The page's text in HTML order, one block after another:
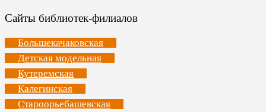
Сайты библиотек-филиалов
Большекачаковская
Детская модельная
Кутеремская
Калегинская
Староорьебашевская